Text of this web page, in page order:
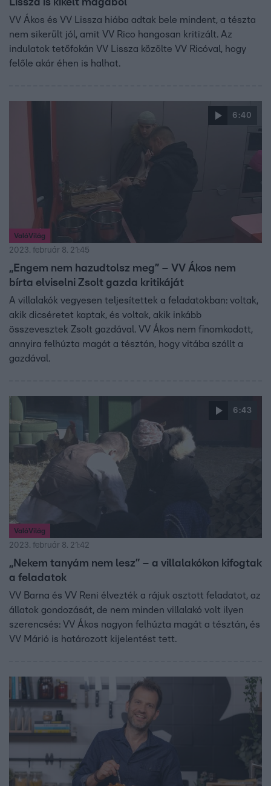
Lissza is kikelt magából
VV Ákos és VV Lissza hiába adtak bele mindent, a tészta
nem sikerült jól, amit VV Rico hangosan kritizált. Az
indulatok tetőfokán VV Lissza közölte VV Ricóval, hogy
felőle akár éhen is halhat.
6:40
ValóVilág
2023. február 8. 21:45
„Engem nem hazudtolsz meg” – VV Ákos nem
bírta elviselni Zsolt gazda kritikáját
A villalakók vegyesen teljesítettek a feladatokban: voltak,
akik dicséretet kaptak, és voltak, akik inkább
összevesztek Zsolt gazdával. VV Ákos nem finomkodott,
annyira felhúzta magát a tésztán, hogy vitába szállt a
gazdával.
6:43
ValóVilág
2023. február 8. 21:42
„Nekem tanyám nem lesz” – a villalakókon kifogtak
a feladatok
VV Barna és VV Reni élvezték a rájuk osztott feladatot, az
állatok gondozását, de nem minden villalakó volt ilyen
szerencsés: VV Ákos nagyon felhúzta magát a tésztán, és
VV Márió is határozott kijelentést tett.